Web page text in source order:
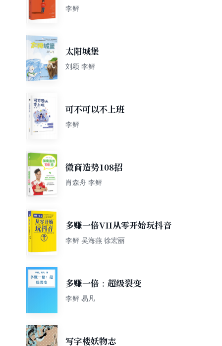
李鲆
太阳城堡
刘颖 李鲆
可不可以不上班
李鲆
微商造势108招
肖森舟 李鲆
多赚一倍VII从零开始玩抖音
李鲆 吴海燕 徐宏丽
多赚一倍：超级裂变
李鲆 易凡
写字楼妖物志